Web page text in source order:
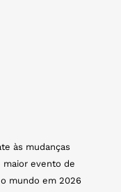
às mudanças
maior evento de
mundo em 2026